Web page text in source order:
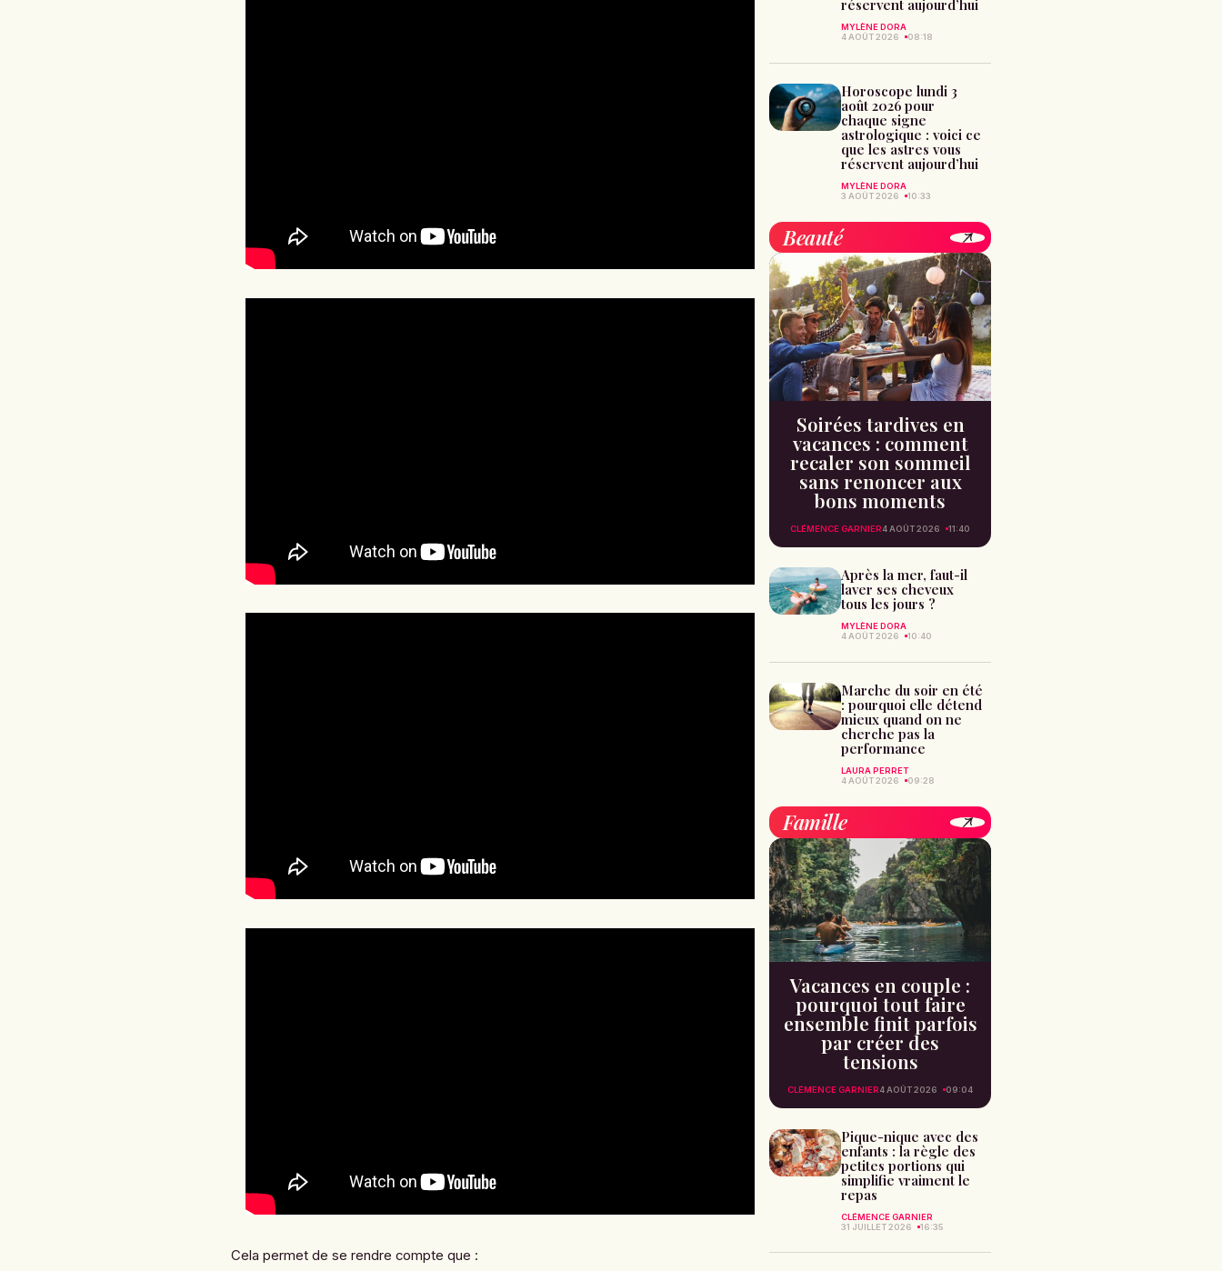
Cela permet de se rendre compte que :
réservent aujourd’hui
MYLÈNE DORA
4 AOÛT 2026
08:18
Horoscope lundi 3
août 2026 pour
chaque signe
astrologique : voici ce
que les astres vous
réservent aujourd’hui
MYLÈNE DORA
3 AOÛT 2026
10:33
Beauté
Soirées tardives en
vacances : comment
recaler son sommeil
sans renoncer aux
bons moments
CLÉMENCE GARNIER4 AOÛT 2026 11:40
Après la mer, faut-il
laver ses cheveux
tous les jours ?
MYLÈNE DORA
4 AOÛT 2026
10:40
Marche du soir en été
: pourquoi elle détend
mieux quand on ne
cherche pas la
performance
LAURA PERRET
4 AOÛT 2026
09:28
Famille
Vacances en couple :
pourquoi tout faire
ensemble finit parfois
par créer des
tensions
CLÉMENCE GARNIER4 AOÛT 2026 09:04
Pique-nique avec des
enfants : la règle des
petites portions qui
simplifie vraiment le
repas
CLÉMENCE GARNIER
31 JUILLET 2026
16:35